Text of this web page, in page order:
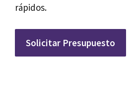
rápidos.
Solicitar Presupuesto